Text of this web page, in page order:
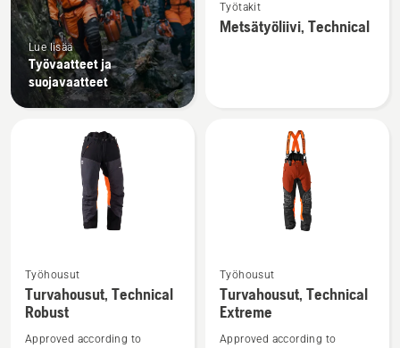
Lue lisää
Työvaatteet ja
suojavaatteet
lisätietoja
tuotteesta
Työtakit
Metsätyöliivi, Technical
Katso
lisätietoja
tuotteesta
Turvahousut,
Työhousut
Turvahousut, Technical
Robust
Approved according to
Katso
lisätietoja
tuotteesta
Turvahousut,
Työhousut
Turvahousut, Technical
Extreme
Approved according to